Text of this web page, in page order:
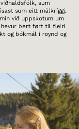
sum
sum eitt málkríggj.
við uppskotum um
hevur bert ført til fleiri
og bókmál í roynd og